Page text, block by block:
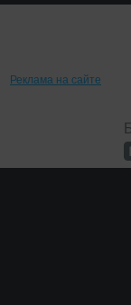
Реклама на сайте